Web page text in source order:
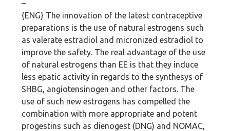
–
{ENG} The innovation of the latest contraceptive
preparations is the use of natural estrogens such
as valerate estradiol and micronized estradiol to
improve the safety. The real advantage of the use
of natural estrogens than EE is that they induce
less epatic activity in regards to the synthesys of
SHBG, angiotensinogen and other factors. The
use of such new estrogens has compelled the
combination with more appropriate and potent
progestins such as dienogest (DNG) and NOMAC,